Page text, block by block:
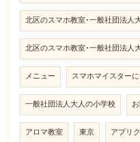
北区のスマホ教室･一般社団法人
北区のスマホ教室･一般社団法人
メニュー スマホマイスター
一般社団法人大人の小学校
アロマ教室 東京 アプリ